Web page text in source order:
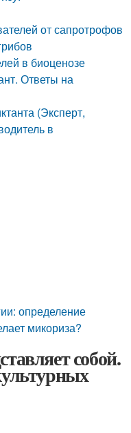
от сапротрофов
в биоценозе
Ответы на
(Эксперт,
в
определение
микориза?
собой.